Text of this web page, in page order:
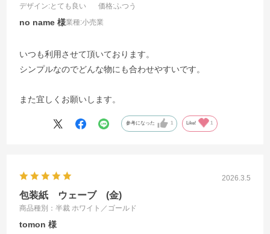
デザイン:とても良い 価格:ふつう
no name 業種:小売業
いつも利用させて頂いております。
シンプルなのでどんな物にも合わせやすいです。
また宜しくお願いします。
参考になった 1 Like! 1
2026.3.5
包装紙 ウェーブ (金)
商品種別：半裁 ホワイト／ゴールド
tomon